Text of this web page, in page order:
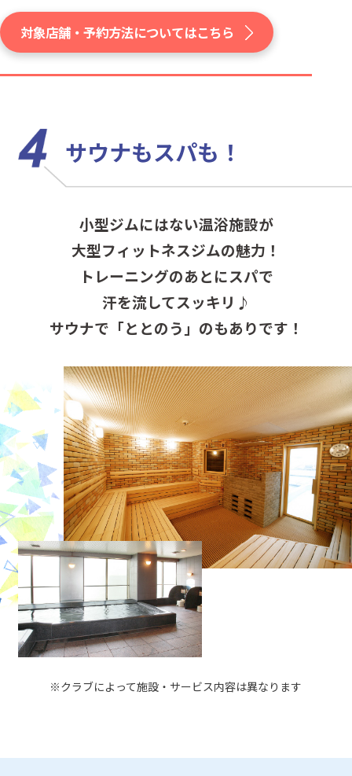
対象店舗・予約方法についてはこちら
サウナもスパも！
小型ジムにはない温浴施設が
大型フィットネスジムの魅力！
トレーニングのあとにスパで
汗を流してスッキリ♪
サウナで「ととのう」のもありです！
※クラブによって施設・サービス内容は異なります